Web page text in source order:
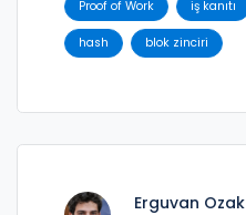
Proof of Work iş kanıtı
hash blok zinciri
Erguvan Ozak